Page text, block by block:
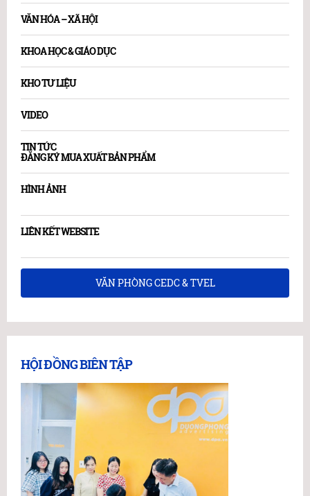
VĂN HÓA – XÃ HỘI
KHOA HỌC & GIÁO DỤC
KHO TƯ LIỆU
VIDEO
TIN TỨC
ĐĂNG KÝ MUA XUẤT BẢN PHẨM
HÌNH ẢNH
LIÊN KẾT WEBSITE
VĂN PHÒNG CEDC & TVEL
HỘI ĐỒNG BIÊN TẬP